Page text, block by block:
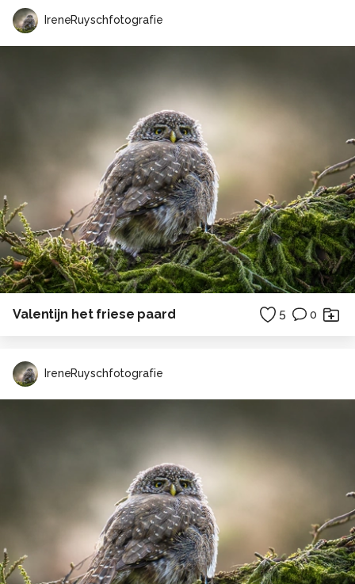
IreneRuyschfotografie
Valentijn het friese paard 5 0
IreneRuyschfotografie